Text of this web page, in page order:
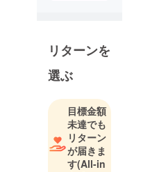
リターンを
選ぶ
目標金額
未達でも
リターン
が届きま
す(All-in